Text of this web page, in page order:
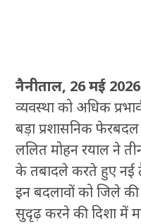
नैनीताल, 26 मई
व्यवस्था को अधिक
बड़ा प्रशासनिक फेरबदल
ललित मोहन रयाल ने
के तबादले करते हुए नई
इन बदलावों को जिले
सुदृढ़ करने की दिशा में